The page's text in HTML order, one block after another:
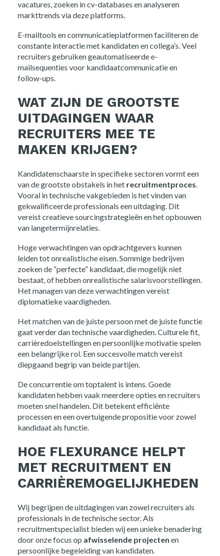
vacatures, zoeken in cv-databases en analyseren
markttrends via deze platforms.
E-mailtools en communicatieplatformen faciliteren de
constante interactie met kandidaten en collega’s. Veel
recruiters gebruiken geautomatiseerde e-
mailsequenties voor kandidaatcommunicatie en
follow-ups.
WAT ZIJN DE GROOTSTE
UITDAGINGEN WAAR
RECRUITERS MEE TE
MAKEN KRIJGEN?
Kandidatenschaarste in specifieke sectoren vormt een
van de grootste obstakels in het recruitmentproces.
Vooral in technische vakgebieden is het vinden van
gekwalificeerde professionals een uitdaging. Dit
vereist creatieve sourcingstrategieën en het opbouwen
van langetermijnrelaties.
Hoge verwachtingen van opdrachtgevers kunnen
leiden tot onrealistische eisen. Sommige bedrijven
zoeken de “perfecte” kandidaat, die mogelijk niet
bestaat, of hebben onrealistische salarisvoorstellingen.
Het managen van deze verwachtingen vereist
diplomatieke vaardigheden.
Het matchen van de juiste persoon met de juiste functie
gaat verder dan technische vaardigheden. Culturele fit,
carrièredoelstellingen en persoonlijke motivatie spelen
een belangrijke rol. Een succesvolle match vereist
diepgaand begrip van beide partijen.
De concurrentie om toptalent is intens. Goede
kandidaten hebben vaak meerdere opties en recruiters
moeten snel handelen. Dit betekent efficiënte
processen en een overtuigende propositie voor zowel
kandidaat als functie.
HOE FLEXURANCE HELPT
MET RECRUITMENT EN
CARRIÈREMOGELIJKHEDEN
Wij begrijpen de uitdagingen van zowel recruiters als
professionals in de technische sector. Als
recruitmentspecialist bieden wij een unieke benadering
door onze focus op afwisselende projecten en
persoonlijke begeleiding van kandidaten.